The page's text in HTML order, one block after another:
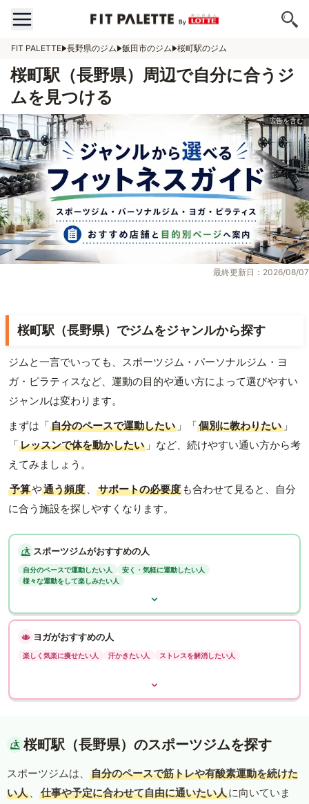
FIT PALETTE 長野県のジム 飯田市のジム 桜町駅のジム
桜町駅（長野県）周辺で自分に合うジ
ムを見つける
最終更新日：2026/08/07
桜町駅（長野県）でジムをジャンルから探す
ジムと一言でいっても、スポーツジム・パーソナルジム・ヨ
ガ・ピラティスなど、運動の目的や通い方によって選びやすい
ジャンルは変わります。
まずは「自分のペースで運動したい 」「個別に教わりたい 」
「レッスンで体を動かしたい 」など、続けやすい通い方から考
えてみましょう。
予算や通う頻度 、 サポートの必要度 も合わせて見ると、自分
に合う施設を探しやすくなります。
スポーツジムがおすすめの人
自分のペースで運動したい人
安く・気軽に運動したい人
様々な運動をして楽しみたい人
ヨガがおすすめの人
楽しく気楽に痩せたい人 汗かきたい人 ストレスを解消したい人
桜町駅（長野県）のスポーツジムを探す
スポーツジムは、
自分のペースで筋トレや有酸素運動を続けた
い人 、 仕事や予定に合わせて自由に通いたい人に向いていま